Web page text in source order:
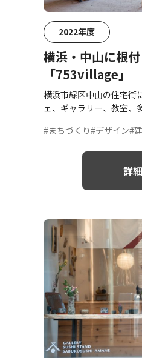
2022年度
横浜・中山に根
「753village」
横浜市緑区中山の住宅街
ェ、ギャラリー、教室、
#まちづくり#デザイン#
詳